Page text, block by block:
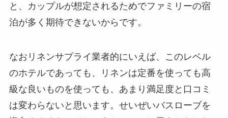
と、カップルが想定されるためでファミリーの宿
泊が多く期待できないからです。
なおリネンサプライ業者的にいえば、このレベル
のホテルであっても、リネンは定番を使っても高
級な良いものを使っても、あまり満足度と口コミ
は変わらないと思います。せいぜいバスローブを